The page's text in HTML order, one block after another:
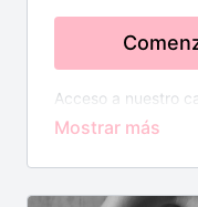
Acceso a nuestro
los días tendrás